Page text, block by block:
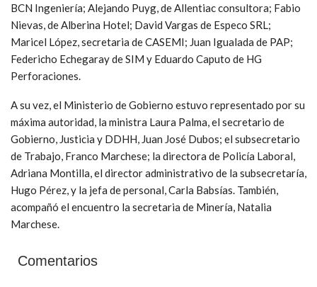
BCN Ingeniería; Alejando Puyg, de Allentiac consultora; Fabio
Nievas, de Alberina Hotel; David Vargas de Especo SRL;
Maricel López, secretaria de CASEMI; Juan Igualada de PAP;
Federicho Echegaray de SIM y Eduardo Caputo de HG
Perforaciones.
A su vez, el Ministerio de Gobierno estuvo representado por su
máxima autoridad, la ministra Laura Palma, el secretario de
Gobierno, Justicia y DDHH, Juan José Dubos; el subsecretario
de Trabajo, Franco Marchese; la directora de Policía Laboral,
Adriana Montilla, el director administrativo de la subsecretaría,
Hugo Pérez, y la jefa de personal, Carla Babsías. También,
acompañó el encuentro la secretaria de Minería, Natalia
Marchese.
Comentarios